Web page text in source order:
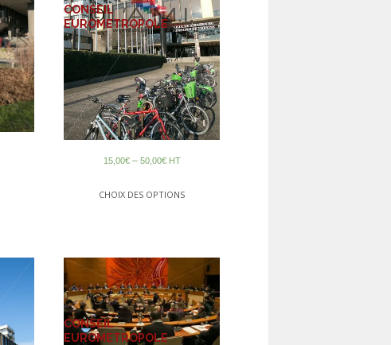
CONSEIL
EUROMETROPOLE
15,00€– 50,00€ HT
CHOIX DES OPTIONS
CONSEIL
EUROMETROPOLE